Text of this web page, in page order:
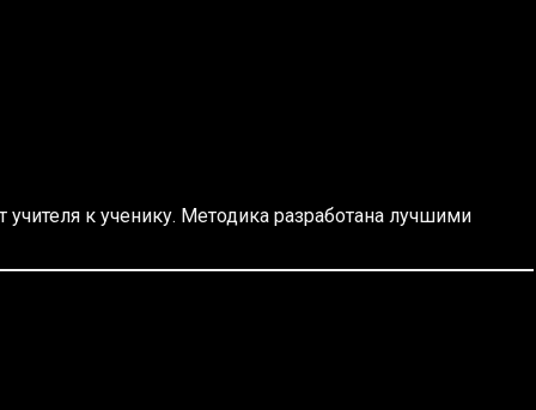
к ученику. Методика разработана лучшими